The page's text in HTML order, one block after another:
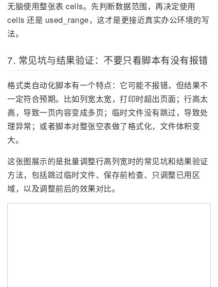
无脑使用整张表 cells。先判断数据范围，再决定使用
cells 还是 used_range，这才是更接近真实办公环境的写
法。
7. 常见坑与结果验证：不要只看脚本有没有报错
格式类自动化脚本有一个特点：它可能不报错，但结果不
一定符合预期。比如列宽太宽，打印时超出页面；行高太
高，导致一页内容变成多页；临时文件没有跳过，导致处
理异常；或者脚本对整张空表做了格式化，文件体积变
大。
这张图展示的是批量调整行高列宽时的常见坑和结果验证
方法，包括跳过临时文件、保存前检查、只调整已用区
域，以及调整前后的效果对比。